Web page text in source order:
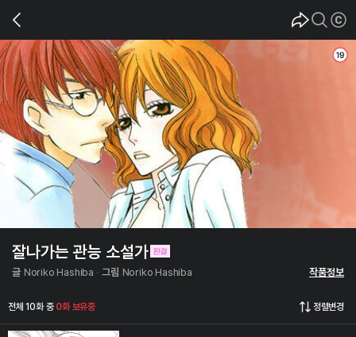
잘나가는 관능 소설가
글 Noriko Hashiba 그림 Noriko Hashiba 작품정보
전체 10화 중 0화 보유중 정렬변경